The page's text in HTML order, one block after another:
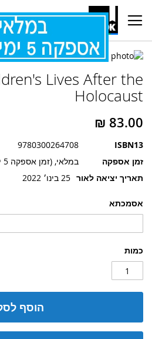
Skip
Content
אסמכתא
כמות
הוסף
Lives After the
Holocaust
ISBN13
9780300264708
זמן אספקה
במלאי, (זמן אספקה 5 ימי עסקים)
תאריך יציאה לאור 25 בינו׳ 2022
לדלג
של
גלריית
תמונות
להתחלה
של
גלריית